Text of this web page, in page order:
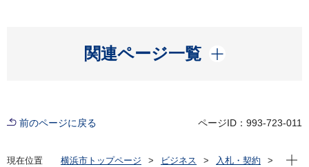
関連ページ一覧
開く
前のページに戻る ページID：993-723-011
現在位置 横浜市トップページ ビジネス
入札・契約
現在